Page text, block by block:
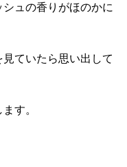
ュの香りがほのかに
ていたら思い出して
す。